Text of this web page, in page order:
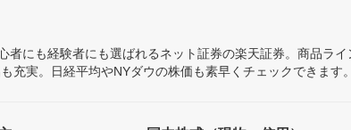
者にも経験者にも選ばれるネット証券の楽天証券。商品ラ
実。日経平均やNYダウの株価も素早くチェックできます。